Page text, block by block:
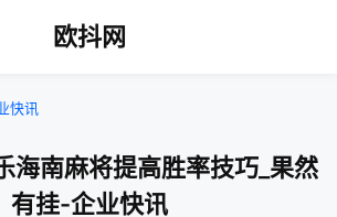
欧抖网
快讯
海南麻将提高胜率技巧_果然
有挂-企业快讯